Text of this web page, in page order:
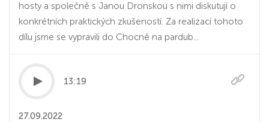
hosty a společně s Janou Dronskou s nimi diskutují o
konkrétních praktických zkušeností. Za realizací tohoto
dílu jsme se vypravili do Chocně na pardub...
13:19
27.09.2022